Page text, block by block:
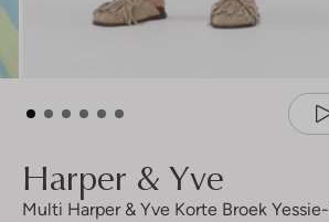
Harper & Yve
Multi Harper & Yve Korte Broek